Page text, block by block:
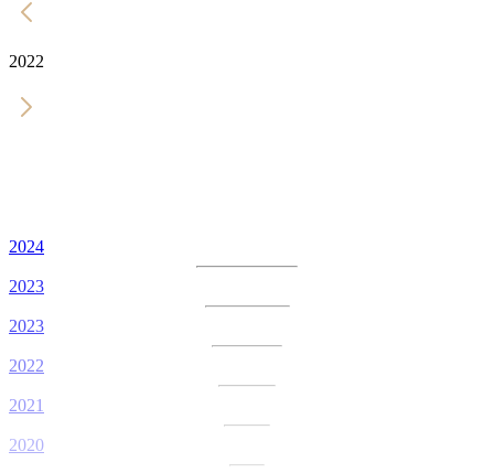
2022
2024
2023
2023
2022
2021
2020